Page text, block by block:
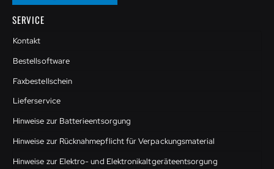
SERVICE
Kontakt
Bestellsoftware
Faxbestellschein
Lieferservice
Hinweise zur Batterieentsorgung
Hinweise zur Rücknahmepflicht für Verpackungsmaterial
Hinweise zur Elektro- und Elektronikaltgeräteentsorgung